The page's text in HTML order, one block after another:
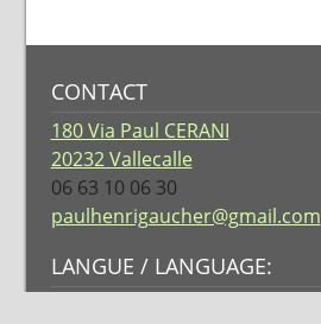
CONTACT
180 Via Paul CERANI
20232 Vallecalle
06 63 10 06 30
paulhenrigaucher@gmail.com
LANGUE / LANGUAGE: